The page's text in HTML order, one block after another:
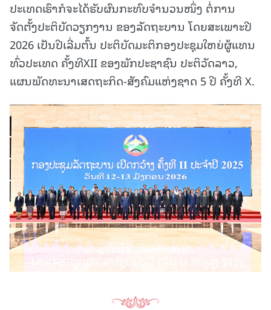
ປະເທດເຮົາກໍຈະໄດ້ຮັບຜົນກະທົບຈໍານວນໜຶ່ງ ຕໍ່ການ
ຈັດຕັ້ງປະຕິບັດວຽກງານ ຂອງລັດຖະບານ ໂດຍສະເພາະປີ
2026 ເປັນປີເລີ່ມຕົ້ນ ປະຕິບັດມະຕິກອງປະຊຸມໃຫຍ່ຜູ້ແທນ
ທົ່ວປະເທດ ຄັ້ງທີXII ຂອງພັກປະຊາຊົນ ປະຕິວັດລາວ,
ແຜນພັດທະນາເສດຖະກິດ-ສັງຄົມແຫ່ງຊາດ 5 ປີ ຄັ້ງທີ X.